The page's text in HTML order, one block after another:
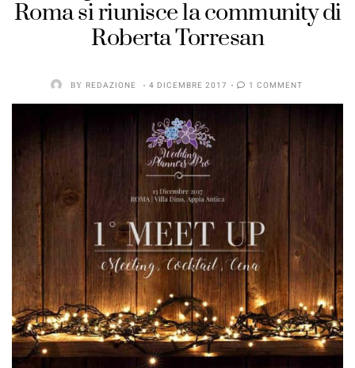
Roma si riunisce la community di
Roberta Torresan
BY REDAZIONE 4 DICEMBRE 2017 1 COMMENT